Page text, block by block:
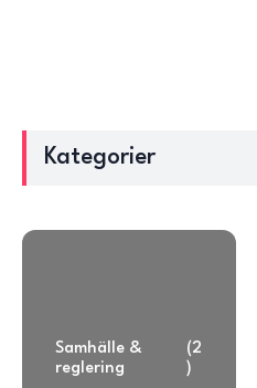
Kategorier
Samhälle &
reglering
(2
)